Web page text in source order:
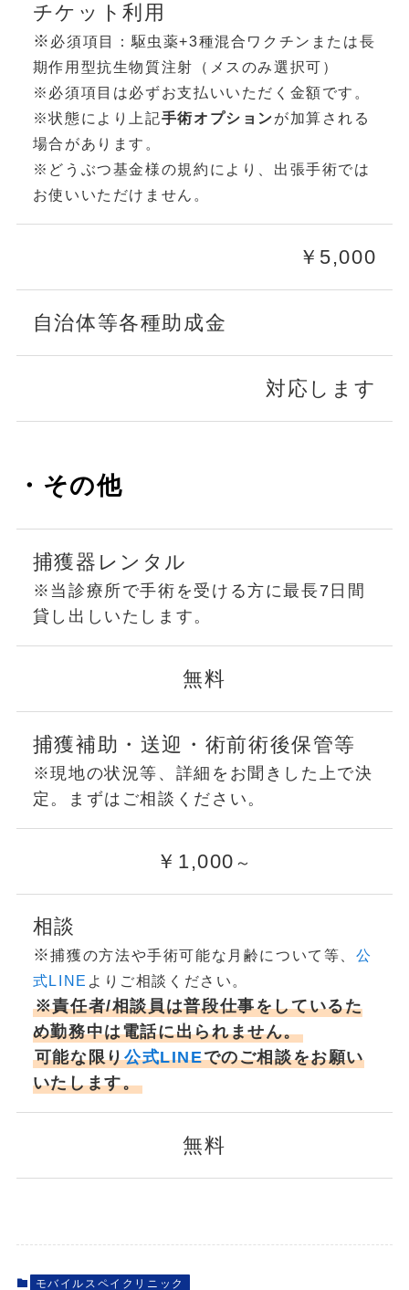
チケット利用
※ 必須項目：駆虫薬+3種混合ワクチンまたは長
期作用型抗生物質注射（メスのみ選択可）
※必須項目は必ずお支払いいただく金額です。
※状態により上記手術オプションが加算される
場合があります。
※どうぶつ基金様の規約により、出張手術では
お使いいただけません。
￥5,000
自治体等各種助成金
対応します
・その他
捕獲器レンタル
※当診療所で手術を受ける方に最長7日間
貸し出しいたします。
無料
捕獲補助・送迎・術前術後保管等
※現地の状況等、詳細をお聞きした上で決
定。まずはご相談ください。
￥1,000 ～
相談
※捕獲の方法や手術可能な月齢について等、公
式LINE よりご相談ください。
※責任者/相談員は普段仕事をしているた
め勤務中は電話に出られません。
可能な限り公式LINEでのご相談をお願い
いたします。
無料
モバイルスペイクリニック